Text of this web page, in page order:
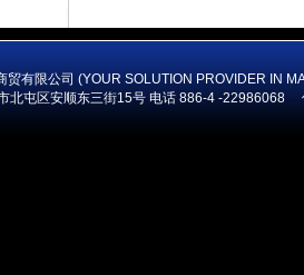
贸有限公司 (YOUR SOLUTION PROVIDER IN
北屯区安顺东三街15号 电话 886-4 -